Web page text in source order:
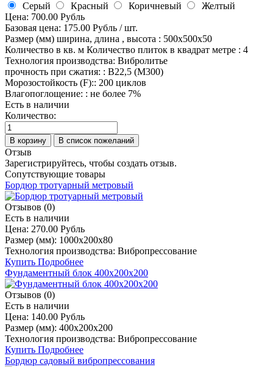
Серый
Красный Коричневый
Желтый
Цена: 700.00 Рубль
Базовая цена: 175.00 Рубль / шт.
Размер (мм) ширина, длина , высота : 500х500х50
Количество в кв. м Количество плиток в квадрат метре : 4
Технология производства: Вибролитье
прочность при сжатия: : В22,5 (М300)
Морозостойкость (F):: 200 циклов
Влагопоглощение: : не более 7%
Есть в наличии
Количество:
Отзыв
Зарегистрируйтесь, чтобы создать отзыв.
Сопутствующие товары
Бордюр тротуарный метровый
Отзывов (0)
Есть в наличии
Цена: 270.00 Рубль
Размер (мм): 1000х200х80
Технология производства: Вибропрессование
Купить Подробнее
Фундаментный блок 400х200х200
Отзывов (0)
Есть в наличии
Цена: 140.00 Рубль
Размер (мм): 400х200х200
Технология производства: Вибропрессование
Купить Подробнее
Бордюр садовый вибропрессования